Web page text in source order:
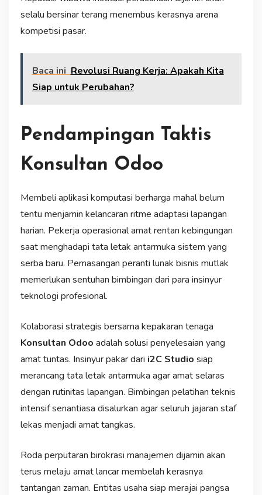
selalu bersinar terang menembus kerasnya arena
kompetisi pasar.
Baca ini Revolusi Ruang Kerja: Apakah Kita
Siap untuk Perubahan?
Pendampingan Taktis
Konsultan Odoo
Membeli aplikasi komputasi berharga mahal belum
tentu menjamin kelancaran ritme adaptasi lapangan
harian. Pekerja operasional amat rentan kebingungan
saat menghadapi tata letak antarmuka sistem yang
serba baru. Pemasangan peranti lunak bisnis mutlak
memerlukan sentuhan bimbingan dari para insinyur
teknologi profesional.
Kolaborasi strategis bersama kepakaran tenaga
Konsultan Odoo adalah solusi penyelesaian yang
amat tuntas. Insinyur pakar dari i2C Studio siap
merancang tata letak antarmuka agar amat selaras
dengan rutinitas lapangan. Bimbingan pelatihan teknis
intensif senantiasa disalurkan agar seluruh jajaran staf
lekas menjadi amat tangkas.
Roda perputaran birokrasi manajemen dijamin akan
terus melaju amat lancar membelah kerasnya
tantangan zaman. Entitas usaha siap merajai pangsa